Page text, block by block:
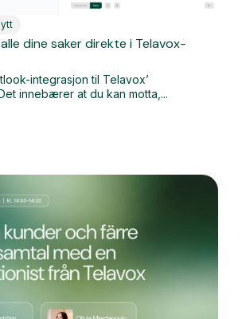
dine saker direkte i Telavox-
integrasjon til Telavox’
innebærer at du kan motta,...